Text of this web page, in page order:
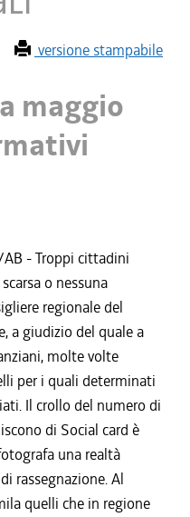
versione stampabile
maggio
- Troppi cittadini
o nessuna
regionale del
a giudizio del quale a
molte volte
per i quali determinati
Il crollo del numero di
di Social card è
una realtà
rassegnazione. Al
quelli che in regione